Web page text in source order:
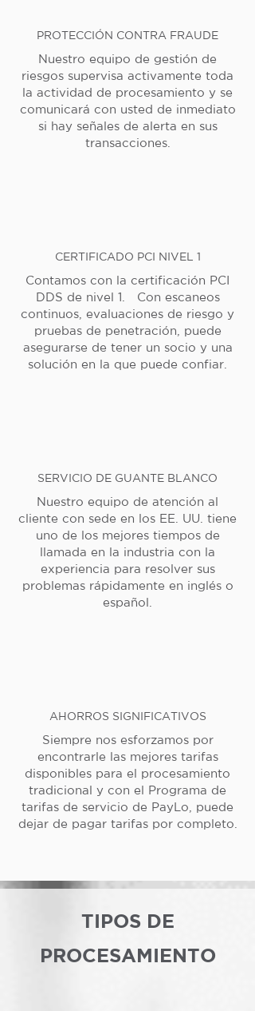
PROTECCIÓN CONTRA FRAUDE
Nuestro equipo de gestión de
riesgos supervisa activamente toda
la actividad de procesamiento y se
comunicará con usted de inmediato
si hay señales de alerta en sus
transacciones.
CERTIFICADO PCI NIVEL 1
Contamos con la certificación PCI
DDS de nivel 1. Con escaneos
continuos, evaluaciones de riesgo y
pruebas de penetración, puede
asegurarse de tener un socio y una
solución en la que puede confiar.
SERVICIO DE GUANTE BLANCO
Nuestro equipo de atención al
cliente con sede en los EE. UU. tiene
uno de los mejores tiempos de
llamada en la industria con la
experiencia para resolver sus
problemas rápidamente en inglés o
español.
AHORROS SIGNIFICATIVOS
Siempre nos esforzamos por
encontrarle las mejores tarifas
disponibles para el procesamiento
tradicional y con el Programa de
tarifas de servicio de PayLo, puede
dejar de pagar tarifas por completo.
TIPOS DE
PROCESAMIENTO